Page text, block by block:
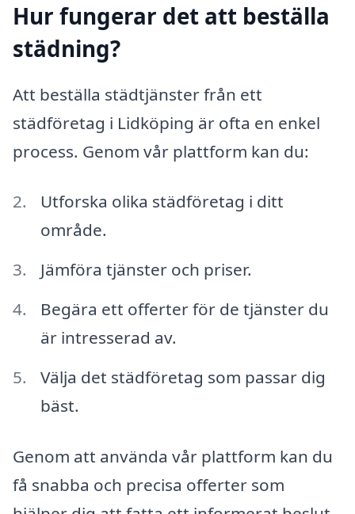
Hur fungerar det att beställa
städning?
Att beställa städtjänster från ett
städföretag i Lidköping är ofta en enkel
process. Genom vår plattform kan du:
Utforska olika städföretag i ditt
område.
Jämföra tjänster och priser.
Begära ett offerter för de tjänster du
är intresserad av.
Välja det städföretag som passar dig
bäst.
Genom att använda vår plattform kan du
få snabba och precisa offerter som